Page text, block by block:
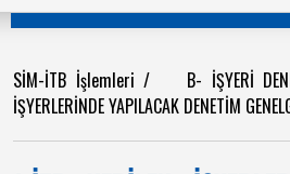
SİM-İTB İşlemleri / B- İŞYERİ
İŞYERLERİNDE YAPILACAK DENETİM